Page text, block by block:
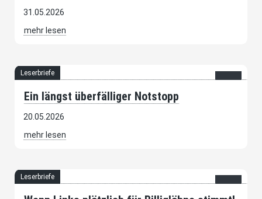
31.05.2026
mehr lesen
Leserbriefe
Ein längst überfälliger Notstopp
20.05.2026
mehr lesen
Leserbriefe